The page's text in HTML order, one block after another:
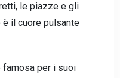
le piazze e gli
il cuore pulsante
famosa per i suoi